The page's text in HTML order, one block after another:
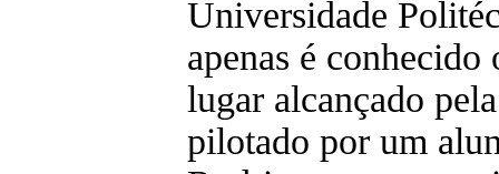
Universidade
apenas é conhecido
lugar alcançado
pilotado por um